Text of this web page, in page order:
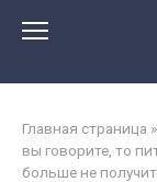
Главная страница »
вы говорите, то
больше не